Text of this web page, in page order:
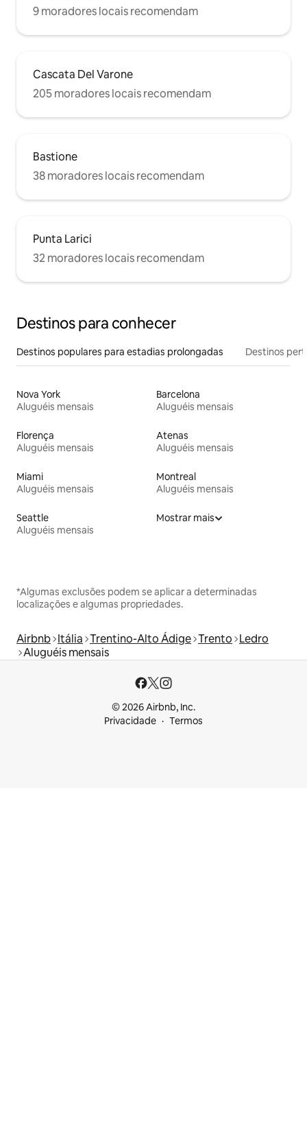
9 moradores locais recomendam
Cascata Del Varone
205 moradores locais recomendam
Bastione
38 moradores locais recomendam
Punta Larici
32 moradores locais recomendam
Destinos para conhecer
Destinos populares para estadias prolongadas Destinos
Nova York
Aluguéis mensais
Barcelona
Aluguéis mensais
Florença
Aluguéis mensais
Atenas
Aluguéis mensais
Miami
Aluguéis mensais
Montreal
Aluguéis mensais
Seattle
Aluguéis mensais
Mostrar mais
*Algumas exclusões podem se aplicar a determinadas
localizações e algumas propriedades.
Airbnb Itália Trentino-Alto Ádige Trento Ledro
Aluguéis mensais
© 2026 Airbnb, Inc.
Privacidade
Termos